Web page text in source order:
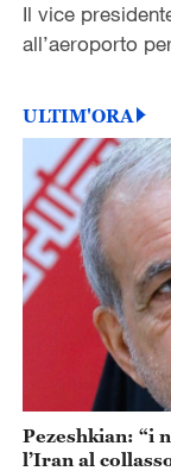
Il vice
all’aeroporto
ULTIM'ORA
Pezeshkian: “i
l’Iran al